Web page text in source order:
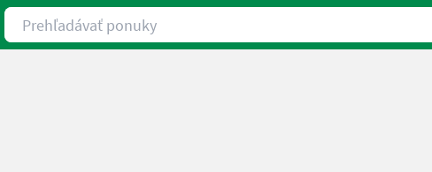
Prehľadávať ponuky